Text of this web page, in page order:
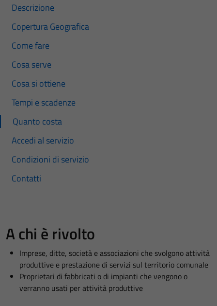
Descrizione
Copertura Geografica
Come fare
Cosa serve
Cosa si ottiene
Tempi e scadenze
Quanto costa
Accedi al servizio
Condizioni di servizio
Contatti
A chi è rivolto
Imprese, ditte, società e associazioni che svolgono attività
produttive e prestazione di servizi sul territorio comunale
Proprietari di fabbricati o di impianti che vengono o
verranno usati per attività produttive